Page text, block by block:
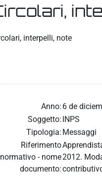
interpelli, note
Anno: 6 de
Soggetto: INPS
Tipologia: Messaggi
Riferimento
normativo - nome
documento:
2012.